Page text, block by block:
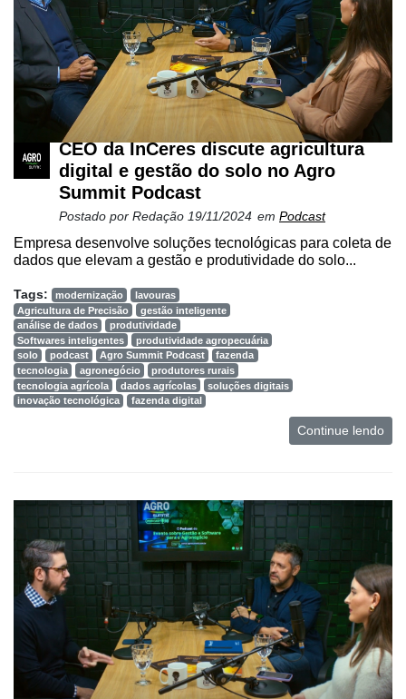
Tecprime
Agro
Lean
Way
Consulting
Manager
ONE
CEO da InCeres discute agricultura
digital e gestão do solo no Agro
Summit Podcast
Postado por Redação 19/11/2024 em Podcast
Empresa desenvolve soluções tecnológicas para coleta de
dados que elevam a gestão e produtividade do solo...
Tags: modernização
lavouras
Agricultura de Precisão
gestão inteligente
análise de dados
produtividade
Softwares inteligentes
produtividade agropecuária
solo
podcast Agro Summit Podcast
fazenda
tecnologia
agronegócio
produtores rurais
tecnologia agrícola
dados agrícolas
soluções digitais
inovação tecnológica
fazenda digital
Continue lendo